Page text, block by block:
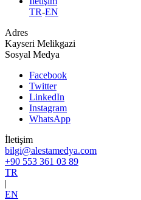
TR-EN
Adres
Kayseri Melikgazi
Sosyal Medya
Facebook
Twitter
LinkedIn
Instagram
WhatsApp
İletişim
bilgi@alestamedya.com
+90 553 361 03 89
TR
|
EN